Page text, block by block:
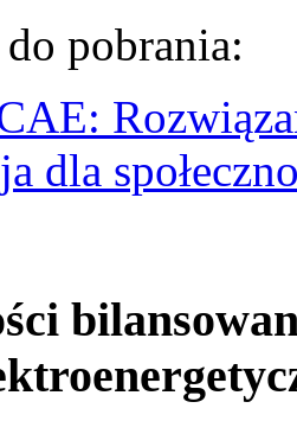
pobrania:
dla